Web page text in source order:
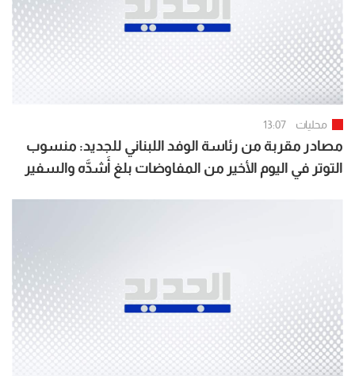
محليات 13:07
مصادر مقربة من رئاسة الوفد اللبناني للجديد: منسوب
التوتر في اليوم الأخير من المفاوضات بلغ أَشدَّه والسفير